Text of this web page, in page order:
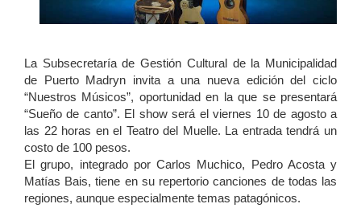
La Subsecretaría de Gestión Cultural de la Municipalidad
de Puerto Madryn invita a una nueva edición del ciclo
“Nuestros Músicos”, oportunidad en la que se presentará
“Sueño de canto”. El show será el viernes 10 de agosto a
las 22 horas en el Teatro del Muelle. La entrada tendrá un
costo de 100 pesos.
El grupo, integrado por Carlos Muchico, Pedro Acosta y
Matías Bais, tiene en su repertorio canciones de todas las
regiones, aunque especialmente temas patagónicos.